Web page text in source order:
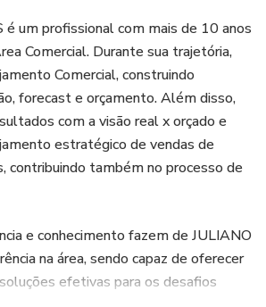
é um profissional com mais de 10 anos
Comercial. Durante sua trajetória,
Comercial, construindo
forecast e orçamento. Além disso,
com a visão real x orçado e
estratégico de vendas de
contribuindo também no processo de
e conhecimento fazem de JULIANO
na área, sendo capaz de oferecer
efetivas para os desafios